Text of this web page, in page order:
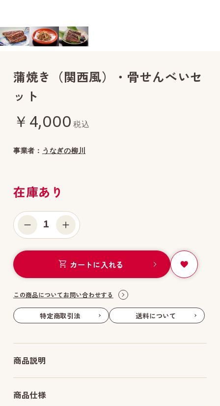
蒲焼き（関西風）・骨せんべいセ
ット
￥4,000 税込
事業者： うなぎの柳川
在庫あり
1
カートに入れる
この商品についてお問い合わせする
特定商取引法 送料について
商品説明
商品仕様